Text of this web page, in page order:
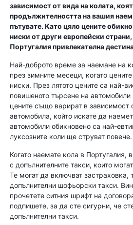
зависимост от вида на колата,
продължителността на вашия наем
пътувате. Като цяло цените
ниски от други европейски
Португалия привлекателна
Най-доброто време за наемане на
през зимните месеци, когато
ниски. През лятото цените са най-
повишеното търсене на
цените също варират в зависимост
автомобила, който искате да
автомобили обикновено са най-
луксозните коли ще струват повече.
Когато наемате кола в Португалия,
с допълнителните такси, които
Те могат да включват застраховка,
допълнителни шофьорски такси.
прочетете ситния шрифт на
подпишете, за да сте сигурни, че
допълнителни такси.